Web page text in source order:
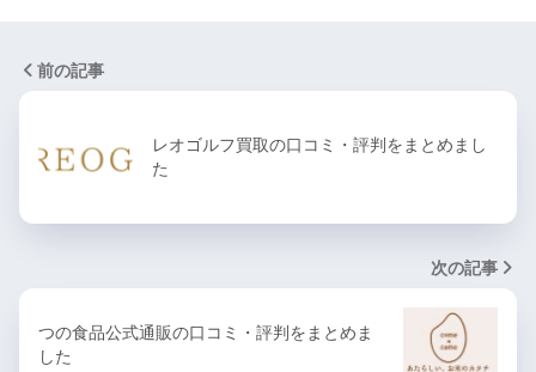
前の記事
レオゴルフ買取の口コミ・評判をまとめまし
た
次の記事
つの食品公式通販の口コミ・評判をまとめま
した